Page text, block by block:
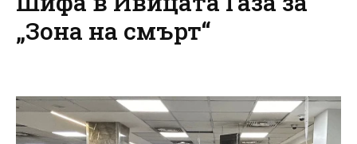
„Зона на смърт“